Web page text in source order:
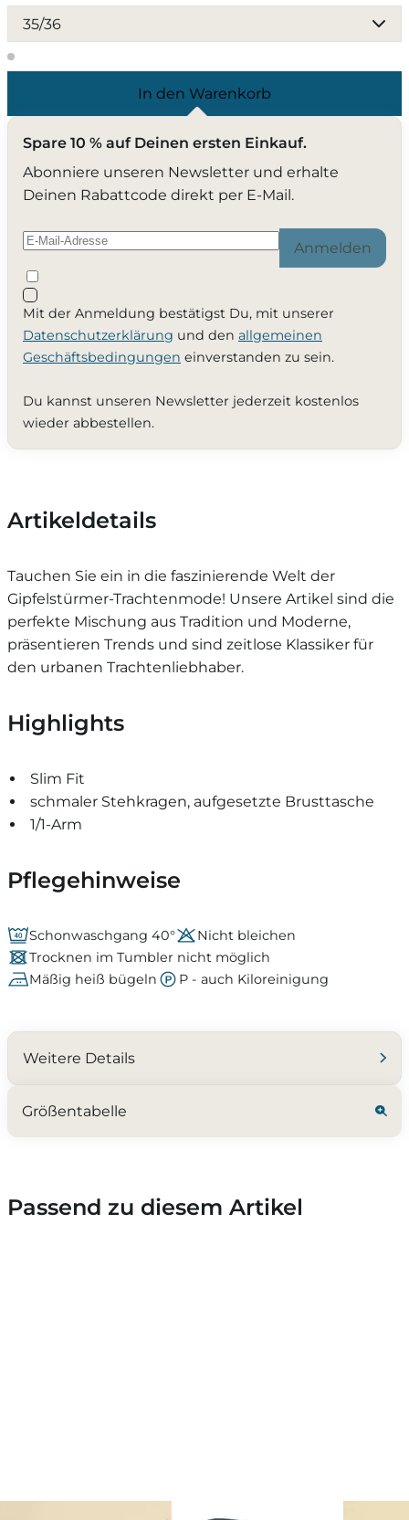
35/36
In den Warenkorb
Spare 10 % auf Deinen ersten Einkauf.
Abonniere unseren Newsletter und erhalte
Deinen Rabattcode direkt per E-Mail.
Anmelden
Mit der Anmeldung bestätigst Du, mit unserer
Datenschutzerklärung und den allgemeinen
Geschäftsbedingungen einverstanden zu sein.
Du kannst unseren Newsletter jederzeit kostenlos
wieder abbestellen.
Artikeldetails
Tauchen Sie ein in die faszinierende Welt der
Gipfelstürmer-Trachtenmode! Unsere Artikel sind die
perfekte Mischung aus Tradition und Moderne,
präsentieren Trends und sind zeitlose Klassiker für
den urbanen Trachtenliebhaber.
Highlights
Slim Fit
schmaler Stehkragen, aufgesetzte Brusttasche
1/1-Arm
Pflegehinweise
Schonwaschgang 40°
Nicht bleichen
Trocknen im Tumbler nicht möglich
Mäßig heiß bügeln
P - auch Kiloreinigung
Weitere Details
Größentabelle
Passend zu diesem Artikel